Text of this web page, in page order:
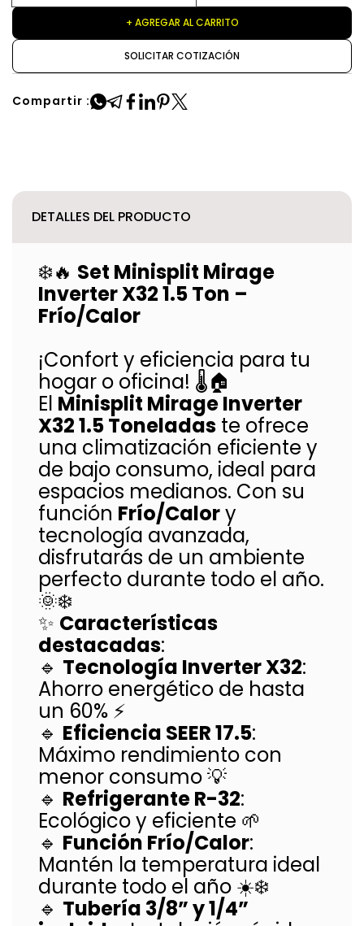
+ AGREGAR AL CARRITO
SOLICITAR COTIZACIÓN
Compartir :
DETALLES DEL PRODUCTO
❄️🔥 Set Minisplit Mirage
Inverter X32 1.5 Ton –
Frío/Calor
¡Confort y eficiencia para tu
hogar o oficina! 🌡️🏠
El Minisplit Mirage Inverter
X32 1.5 Toneladas te ofrece
una climatización eficiente y
de bajo consumo, ideal para
espacios medianos. Con su
función Frío/Calory
tecnología avanzada,
disfrutarás de un ambiente
perfecto durante todo el año.
🌞❄️
✨ Características
destacadas:
🔹 Tecnología Inverter X32:
Ahorro energético de hasta
un 60% ⚡
🔹 Eficiencia SEER 17.5:
Máximo rendimiento con
menor consumo 💡
🔹 Refrigerante R-32:
Ecológico y eficiente 🌱
🔹 Función Frío/Calor:
Mantén la temperatura ideal
durante todo el año ☀️❄️
🔹 Tubería 3/8” y 1/4”